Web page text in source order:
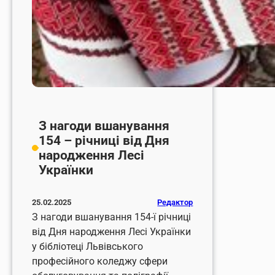
З нагоди вшанування
154 – річниці від Дня
народження Лесі
Українки
25.02.2025 Редактор
З нагоди вшанування 154-ї річниці
від Дня народження Лесі Українки
у бібліотеці Львівського
професійного коледжу сфери